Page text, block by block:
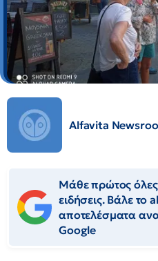
Alfavita
Μάθε πρώτος όλες
ειδήσεις. Βάλε το
αποτελέσματα
Google